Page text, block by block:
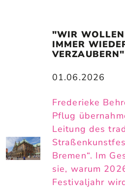
"WIR WOLLEN
IMMER
VERZAUBERN"
01.06.2026
Frederieke
Pflug
Leitung des
Bremen“. Im
sie, warum
Festivaljahr